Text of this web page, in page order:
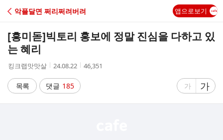
C
A
악플달면 쩌리쩌려버려 앱으로보기
[흥미돋]빅토리 홍보에 정말 진심을 다하고 있
는 혜리
작
자
킹크랩맛맛살
작
시
간
24.08.22
조
46,351
목록 댓글 185
글
가
글
자
가